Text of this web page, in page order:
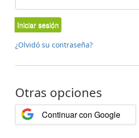
Iniciar sesión
¿Olvidó su contraseña?
Otras opciones
Continuar con Google